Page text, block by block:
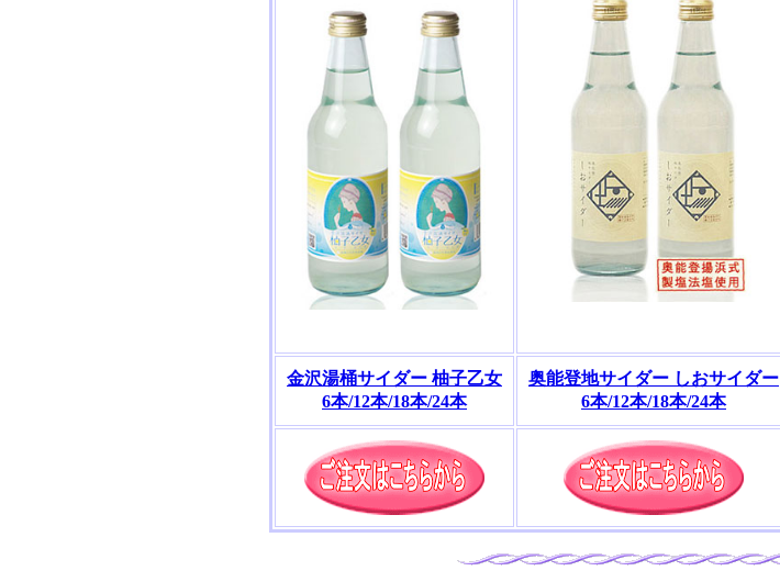
金沢湯桶サイダー 柚子乙女
6本/12本/18本/24本
奥能登地サイダー しおサイダー
6本/12本/18本/24本